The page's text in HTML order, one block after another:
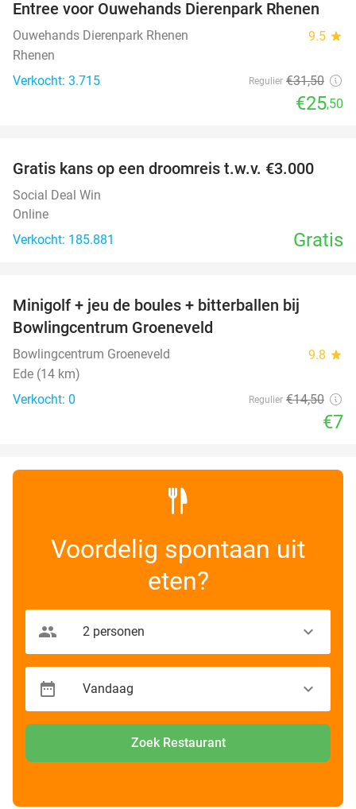
19%
Entree voor Ouwehands Dierenpark Rhenen
Ouwehands Dierenpark Rhenen 9.5 star
Rhenen
Verkocht: 3.715
Regulier €31,50
€25,50
Gratis kans op een droomreis t.w.v. €3.000
Social Deal Win
Online
Verkocht: 185.881
Gratis
NEW
TODAY
Minigolf + jeu de boules + bitterballen bij
Bowlingcentrum Groeneveld
Bowlingcentrum Groeneveld 9.8 star
Ede (14 km)
Verkocht: 0
Regulier €14,50
€7
Voordelig spontaan uit
eten?
Zoek Restaurant